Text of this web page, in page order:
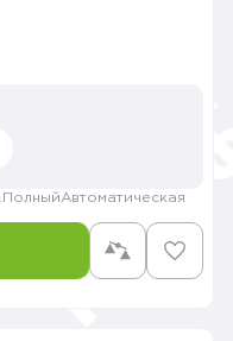
ПолныйАвтоматическая